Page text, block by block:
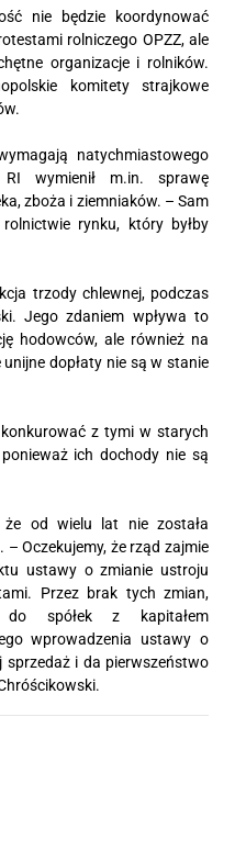
nie będzie koordynować
rolniczego OPZZ, ale
organizacje i rolników.
komitety strajkowe
natychmiastowego
RI wymienił m.in. sprawę
zboża i ziemniaków. – Sam
rynku, który byłby
trzody chlewnej, podczas
Jego zdaniem wpływa to
hodowców, ale również na
dopłaty nie są w stanie
z tymi w starych
ich dochody nie są
że od wielu lat nie została
Oczekujemy, że rząd zajmie
ustawy o zmianie ustroju
Przez brak tych zmian,
do spółek z kapitałem
wprowadzenia ustawy o
sprzedaż i da pierwszeństwo